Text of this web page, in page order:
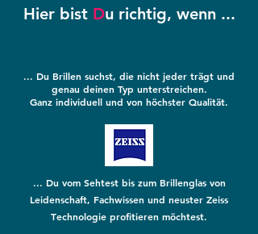
Hier bist Du richtig, wenn ...
... Du Brillen suchst, die nicht jeder trägt und
genau deinen Typ unterstreichen.
Ganz individuell und von höchster Qualität.
... Du vom Sehtest bis zum Brillenglas von
Leidenschaft, Fachwissen und neuster Zeiss
Technologie profitieren möchtest.